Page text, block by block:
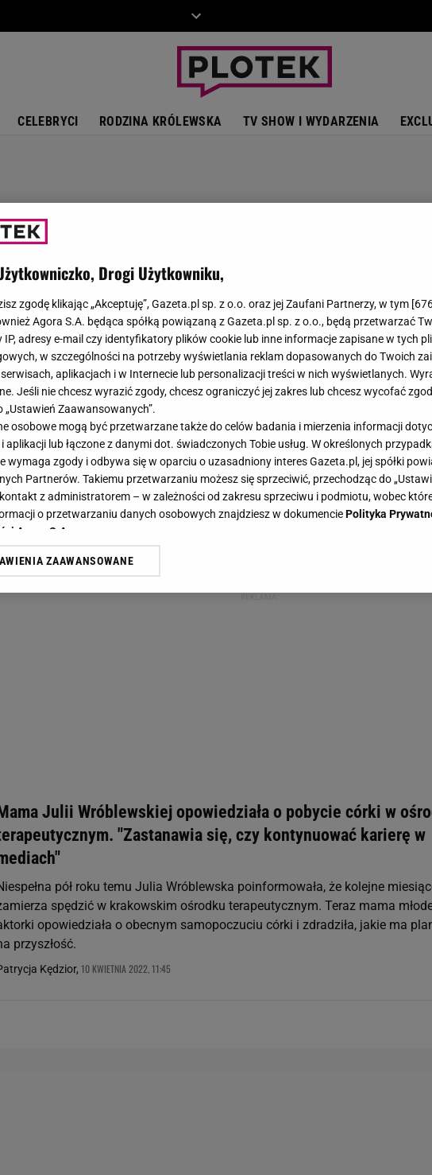
CELEBRYCI RODZINA KRÓLEWSKA TV SHOW I WYDARZENIA
Julii Wróblewskiej opowiedziała o pobycie córki w
"Zastanawia się, czy kontynuować karierę w
pół roku temu Julia Wróblewska poinformowała, że kolejne
spędzić w krakowskim ośrodku terapeutycznym. Teraz mama
opowiedziała o obecnym samopoczuciu córki i zdradziła, jakie ma
przyszłość.
Kędzior, 10 KWIETNIA 2022, 11:45
Drogi Użytkowniku,
zgodę klikając „Akceptuję”, Gazeta.pl sp. z o.o. oraz jej Zaufani Partnerzy, w tym [
Agora S.A. będąca spółką powiązaną z Gazeta.pl sp. z o.o., będą przetwarzać
IP, adresy e-mail czy identyfikatory plików cookie lub inne informacje zapisane w tych
w szczególności na potrzeby wyświetlania reklam dopasowanych do Twoich
aplikacjach i w Internecie lub personalizacji treści w nich wyświetlanych.
Jeśli nie chcesz wyrazić zgody, chcesz ograniczyć jej zakres lub chcesz wycofać
„Ustawień Zaawansowanych”.
osobowe mogą być przetwarzane także do celów badania i mierzenia informacji
aplikacji lub łączone z danymi dot. świadczonych Tobie usług. W określonych
wymaga zgody i odbywa się w oparciu o uzasadniony interes Gazeta.pl, jej spółki
Partnerów. Takiemu przetwarzaniu możesz się sprzeciwić, przechodząc do
kontakt z administratorem – w zależności od zakresu sprzeciwu i podmiotu, wobec
o przetwarzaniu danych osobowych znajdziesz w dokumenciePolityka
Agora S.A.
wyrażasz też zgodę na zainstalowanie i przechowywanie plików cookie
ZAAWANSOWANE